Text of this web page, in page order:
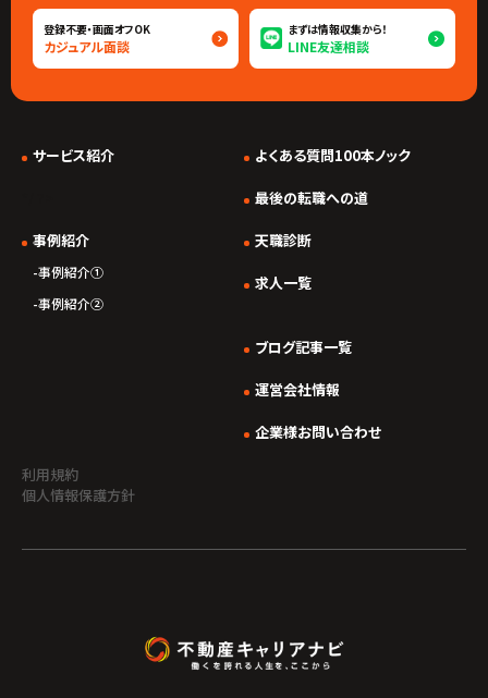
登録不要・画面オフOK
カジュアル面談
まずは情報収集から！
LINE友達相談
サービス紹介
事例紹介
事例紹介①
事例紹介②
よくある質問100本ノック
最後の転職への道
天職診断
求人一覧
ブログ記事一覧
運営会社情報
企業様お問い合わせ
利用規約
個人情報保護方針